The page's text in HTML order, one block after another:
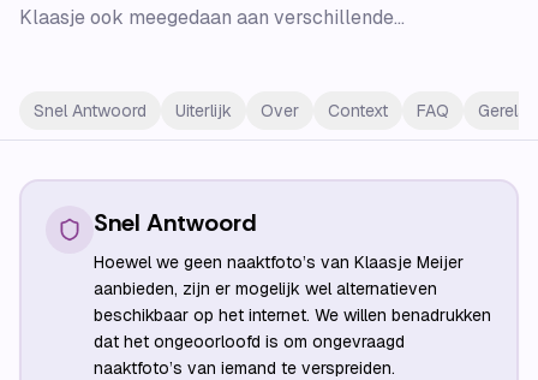
Klaasje ook meegedaan aan verschillende...
Snel Antwoord Uiterlijk Over Context FAQ
Snel Antwoord
Hoewel we geen naaktfoto’s van Klaasje Meijer
aanbieden, zijn er mogelijk wel alternatieven
beschikbaar op het internet. We willen benadrukken
dat het ongeoorloofd is om ongevraagd
naaktfoto’s van iemand te verspreiden.